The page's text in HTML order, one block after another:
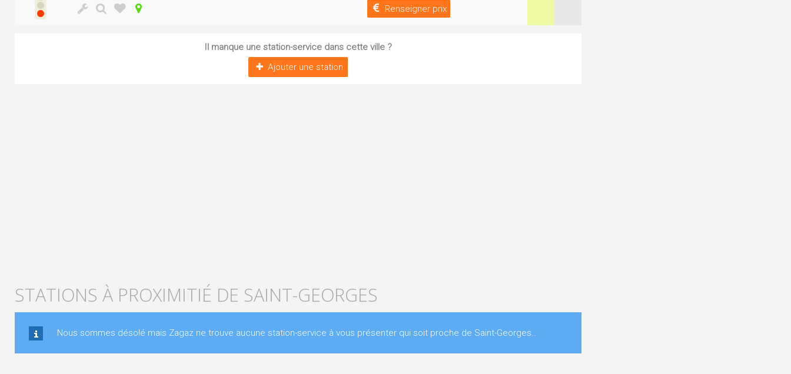
Renseigner prix
Il manque une station-service dans cette ville ?
Ajouter une station
STATIONS À PROXIMITIÉ DE SAINT-GEORGES
Nous sommes désolé mais Zagaz ne trouve aucune station-service à vous présenter qui soit proche de Saint-Georges..